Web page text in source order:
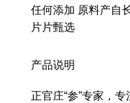
任何添加 原料产自
片片甄选
产品说明
正官庄“参”专家，